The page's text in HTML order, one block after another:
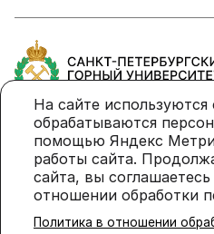
На сайте
обрабатываются
помощью Яндекс
работы сайта.
сайта, вы
отношении обработки
Политика в отношении
Политика в отношении
данных
Политика использования